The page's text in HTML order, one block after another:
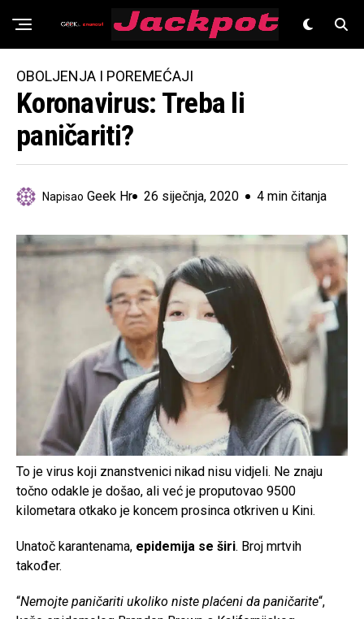
Znanost
OBOLJENJA I POREMEĆAJI
Koronavirus: Treba li
paničariti?
Napisao Geek Hr 26 siječnja, 2020 4 min čitanja
To je virus koji znanstvenici nikad nisu vidjeli. Ne znaju
točno odakle je došao, ali već je proputovao 9500
kilometara otkako je koncem prosinca otkriven u Kini.
Unatoč karantenama, epidemija se širi. Broj mrtvih
također.
“Nemojte paničariti ukoliko niste plaćeni da paničarite“,